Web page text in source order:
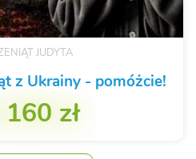
JUDYTA
z Ukrainy - pomóżcie!
zł